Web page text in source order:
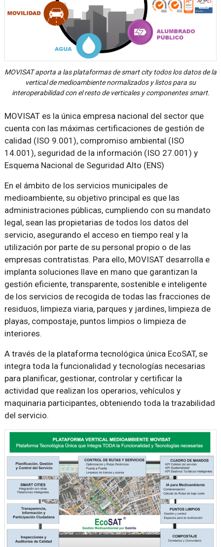
MOVISAT aporta a las plataformas de smart city todos los datos de la
vertical de medioambiente normalizados y listos para su
interoperabilidad con el resto de verticales y componentes smart.
MOVISAT es la única empresa nacional del sector que
cuenta con las máximas certificaciones de gestión de
calidad (ISO 9.001), compromiso ambiental (ISO
14.001), seguridad de la información (ISO 27.001) y
Esquema Nacional de Seguridad Alto (ENS)
En el ámbito de los servicios municipales de
medioambiente, su objetivo principal es que las
administraciones públicas, cumpliendo con su mandato
legal, sean las propietarias de todos los datos del
servicio, asegurando el acceso en tiempo real y la
utilización por parte de su personal propio o de las
empresas contratistas. Para ello, MOVISAT desarrolla e
implanta soluciones llave en mano que garantizan la
gestión eficiente, transparente, sostenible e inteligente
de los servicios de recogida de todas las fracciones de
residuos, limpieza viaria, parques y jardines, limpieza de
playas, compostaje, puntos limpios o limpieza de
interiores.
A través de la plataforma tecnológica única EcoSAT, se
integra toda la funcionalidad y tecnologías necesarias
para planificar, gestionar, controlar y certificar la
actividad que realizan los operarios, vehículos y
maquinaria participantes, obteniendo toda la trazabilidad
del servicio.